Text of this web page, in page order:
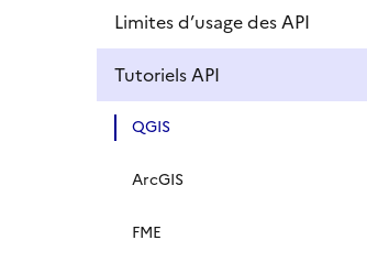
Limites d’usage des API
Tutoriels API
QGIS
ArcGIS
FME